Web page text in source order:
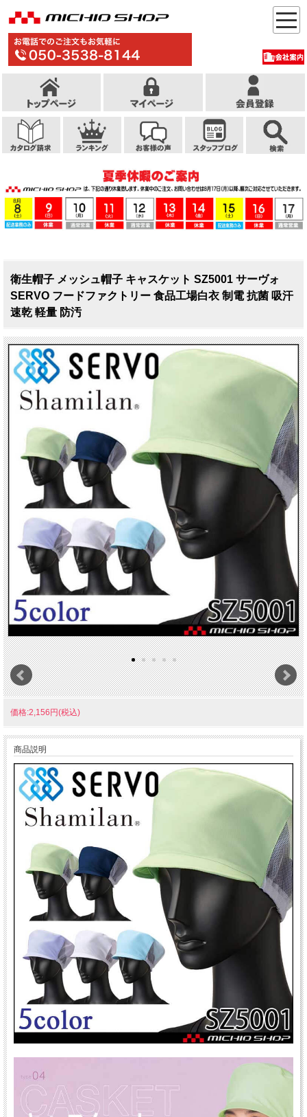
衛生帽子 メッシュ帽子 キャスケット SZ5001 サーヴォ
SERVO フードファクトリー 食品工場白衣 制電 抗菌 吸汗
速乾 軽量 防汚
価格:2,156円(税込)
商品説明